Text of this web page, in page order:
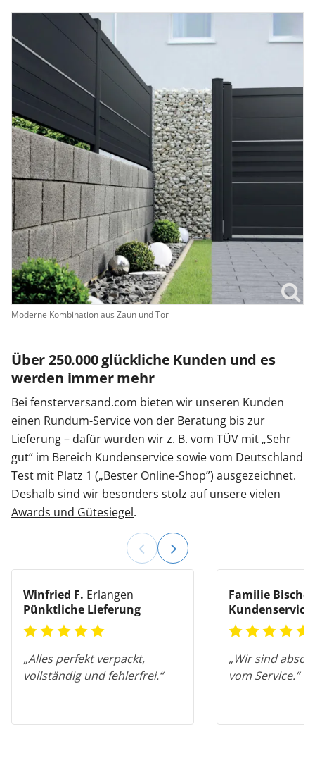
Moderne Kombination aus Zaun und Tor
Über 250.000 glückliche Kunden und es
werden immer mehr
Bei fensterversand.com bieten wir unseren Kunden
einen Rundum-Service von der Beratung bis zur
Lieferung – dafür wurden wir z. B. vom TÜV mit „Sehr
gut“ im Bereich Kundenservice sowie vom Deutschland
Test mit Platz 1 („Bester Online-Shop”) ausgezeichnet.
Deshalb sind wir besonders stolz auf unsere vielen
Awards und Gütesiegel.
Winfried F. Erlangen
Pünktliche Lieferung
„Alles perfekt verpackt,
vollständig und fehlerfrei.“
Familie Bischof
Kundenservice
„Wir sind
vom Service.“